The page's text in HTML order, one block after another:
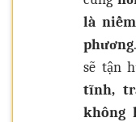
là
phương
sẽ tận
tĩnh,
không